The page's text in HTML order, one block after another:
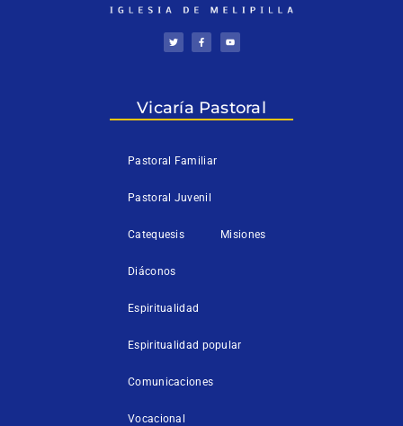
T
w
i
F
a
c
-
f
Y
o
u
Vicaría Pastoral
Pastoral Familiar
Pastoral Juvenil
Catequesis Misiones
Diáconos
Espiritualidad
Espiritualidad popular
Comunicaciones
Vocacional